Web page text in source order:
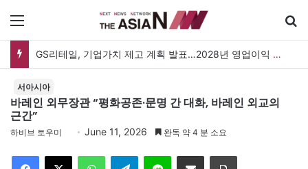
메뉴
GS리테일, 기업가치 제고 계획 발표…2028년 영업이익 3,800억 원 목표
서아시아
바레인 외무장관 “평화공존·문명 간 대화, 바레인 외교의
근간”
하비브 토우미 June 11, 2026 완독 약 4 분 소요
Facebook
X WhatsAppTelegramLine 이메일 인쇄